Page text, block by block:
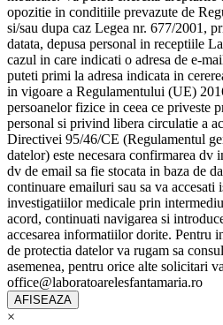
opozitie in conditiile prevazute de
si/sau dupa caz Legea nr. 677/2001,
datata, depusa personal in receptiile
cazul in care indicati o adresa de e-
puteti primi la adresa indicata in
in vigoare a Regulamentului (UE)
persoanelor fizice in ceea ce priveste
personal si privind libera circulatie a
Directivei 95/46/CE (Regulamentul
datelor) este necesara confirmarea dv
dv de email sa fie stocata in baza de
continuare emailuri sau sa va
investigatiilor medicale prin
acord, continuati navigarea si
accesarea informatiilor dorite. Pentru
de protectia datelor va rugam sa
asemenea, pentru orice alte solicitari
office@laboratoarelesfantamaria.ro
×